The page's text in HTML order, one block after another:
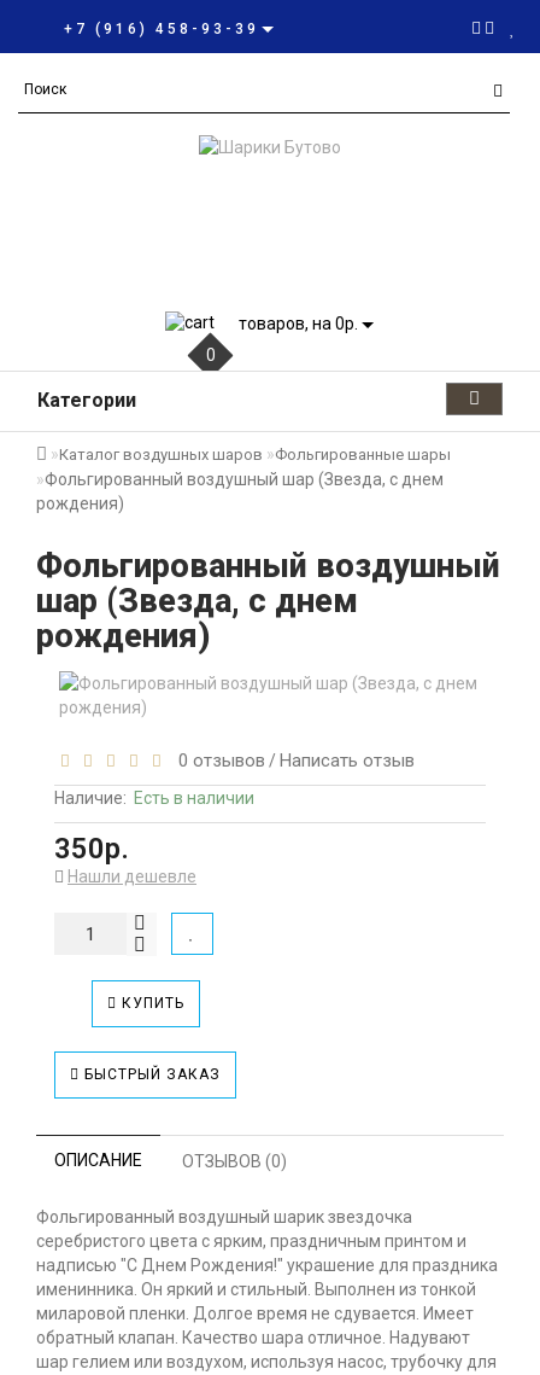
+7 (916) 458-93-39
0
товаров, на 0р.
Категории
Каталог воздушных шаров Фольгированные шары
Фольгированный воздушный шар (Звезда, с днем
рождения)
Фольгированный воздушный
шар (Звезда, с днем
рождения)
0 отзывов /Написать отзыв
Наличие: Есть в наличии
350р.
Нашли дешевле
КУПИТЬ
БЫСТРЫЙ ЗАКАЗ
ОПИСАНИЕ ОТЗЫВОВ (0)
Фольгированный воздушный шарик звездочка
серебристого цвета с ярким, праздничным принтом и
надписью "С Днем Рождения!" украшение для праздника
именинника. Он яркий и стильный. Выполнен из тонкой
миларовой пленки. Долгое время не сдувается. Имеет
обратный клапан. Качество шара отличное. Надувают
шар гелием или воздухом, используя насос, трубочку для